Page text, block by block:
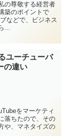
の尊敬する経営者
築のポイントで
などで、ビジネス
...
ユーチューバ
の違い
をマーケティ
落ちたので、その
や、マネタイズの